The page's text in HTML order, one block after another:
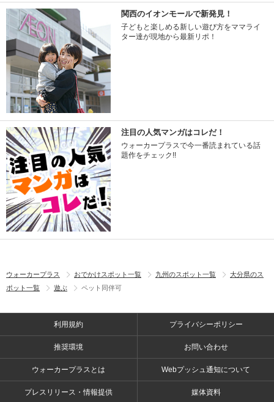
関西のイオンモールで新発見！
子どもと楽しめる新しい遊び方をママライ
ター達が現地から最新リポ！
注目の人気マンガはコレだ！
ウォーカープラスで今一番読まれている話
題作をチェック!!
ウォーカープラス おでかけスポット一覧 九州のスポット一覧
大分県のス
ポット一覧
遊ぶ ペット同伴可
利用規約 プライバシーポリシー
推奨環境 お問い合わせ
ウォーカープラスとは Webプッシュ通知について
プレスリリース・情報提供 媒体資料